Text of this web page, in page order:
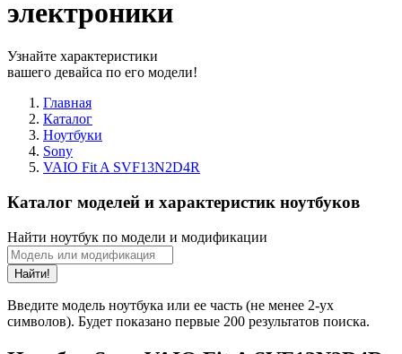
электроники
Узнайте характеристики
вашего девайса по его модели!
Главная
Каталог
Ноутбуки
Sony
VAIO Fit A SVF13N2D4R
Каталог моделей и характеристик ноутбуков
Найти ноутбук по модели и модификации
Найти!
Введите модель ноутбука или ее часть (не менее 2-ух
символов). Будет показано первые 200 результатов поиска.